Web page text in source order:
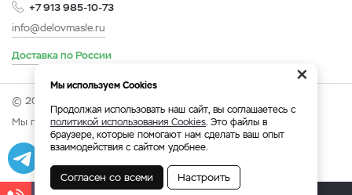
+7 913 985-10-73
info@delovmasle.ru
Доставка по России
© 2026 Интернет-магазин "Дело в масле".
Мы принимаем:
Разработка Веб-аналитика
×
Мы используем Cookies
Продолжая использовать наш сайт, вы соглашаетесь с
политикой использования Cookies. Это файлы в
браузере, которые помогают нам сделать ваш опыт
взаимодействия с сайтом удобнее.
Согласен со всеми Настроить